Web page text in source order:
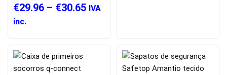
€29.96 – €30.65 IVA
inc.